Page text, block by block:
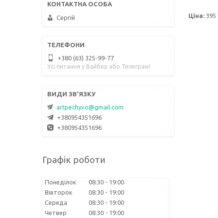
Ціна: 395
Сергій
+380 (63) 325-99-77
Усі питання у Вайбер або Телеграм!
artpechyvo@gmail.com
+380954351696
+380954351696
Графік роботи
Понеділок 08:30
19:00
Вівторок
08:30
19:00
Середа
08:30
19:00
Четвер
08:30 19:00